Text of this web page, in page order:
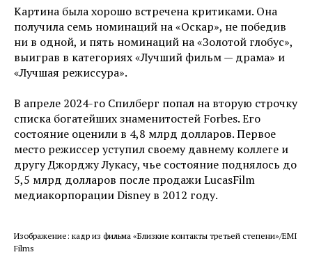
Картина была хорошо встречена критиками. Она
получила семь номинаций на «Оскар», не победив
ни в одной, и пять номинаций на «Золотой глобус»,
выиграв в категориях «Лучший фильм — драма» и
«Лучшая режиссура».
В апреле 2024-го Спилберг попал на вторую строчку
списка богатейших знаменитостей Forbes. Его
состояние оценили в 4,8 млрд долларов. Первое
место режиссер уступил своему давнему коллеге и
другу Джорджу Лукасу, чье состояние поднялось до
5,5 млрд долларов после продажи LucasFilm
медиакорпорации Disney в 2012 году.
Изображение: кадр из фильма «Близкие контакты третьей степени»/EMI
Films